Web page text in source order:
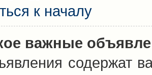
к началу
важные
содержат